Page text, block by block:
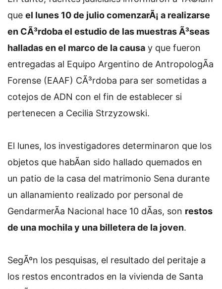
que el lunes 10 de julio comenzarÃ¡ a realizarse
en CÃ³rdoba el estudio de las muestras Ã³seas
halladas en el marco de la causa y que fueron
entregadas al Equipo Argentino de AntropologÃ­a
Forense (EAAF) CÃ³rdoba para ser sometidas a
cotejos de ADN con el fin de establecer si
pertenecen a Cecilia Strzyzowski.
El lunes, los investigadores determinaron que los
objetos que habÃ­an sido hallado quemados en
un patio de la casa del matrimonio Sena durante
un allanamiento realizado por personal de
GendarmerÃ­a Nacional hace 10 dÃ­as, son restos
de una mochila y una billetera de la joven.
SegÃºn los pesquisas, el resultado del peritaje a
los restos encontrados en la vivienda de Santa